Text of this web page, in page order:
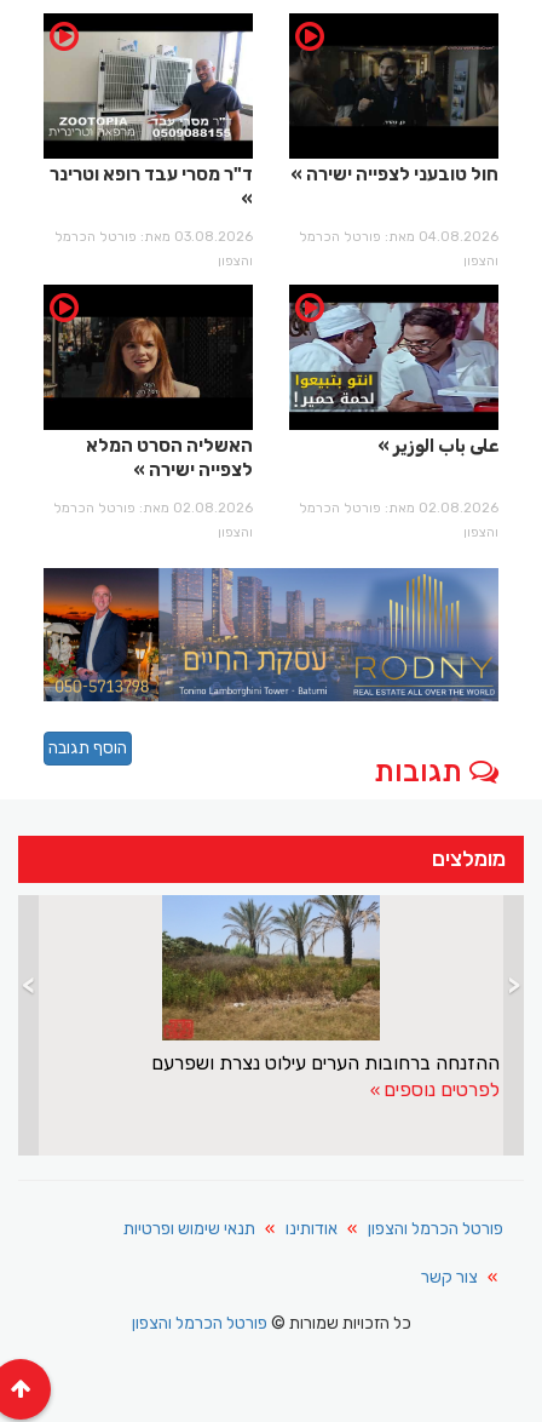
חול טובעני לצפייה ישירה
04.08.2026 מאת: פורטל הכרמל
והצפון
ד"ר מסרי עבד רופא וטרינר
03.08.2026 מאת: פורטל הכרמל
והצפון
على باب الوزير
02.08.2026 מאת: פורטל הכרמל
והצפון
האשליה הסרט המלא
לצפייה ישירה
02.08.2026 מאת: פורטל הכרמל
והצפון
תגובות
הוסף תגובה
מומלצים
ההזנחה ברחובות הערים עילוט נצרת ושפרעם
> <
פורטל הכרמל והצפון אודותינו תנאי שימוש ופרטיות
צור קשר
כל הזכויות שמורות ©פורטל הכרמל והצפון